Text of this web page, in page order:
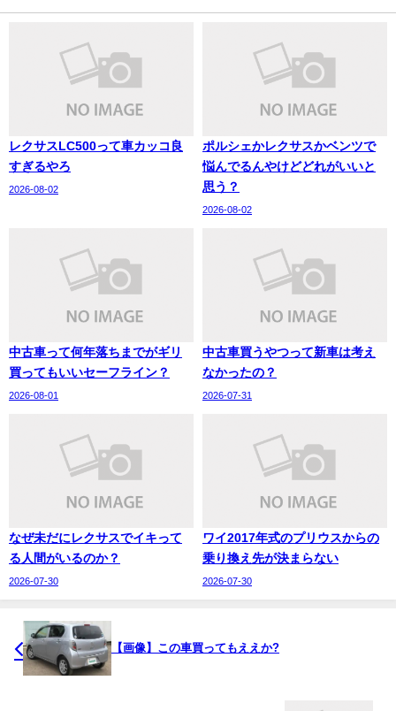
レクサスLC500って車カッコ良
すぎるやろ
2026-08-02
ポルシェかレクサスかベンツで
悩んでるんやけどどれがいいと
思う？
2026-08-02
中古車って何年落ちまでがギリ
買ってもいいセーフライン？
2026-08-01
中古車買うやつって新車は考え
なかったの？
2026-07-31
なぜ未だにレクサスでイキって
る人間がいるのか？
2026-07-30
ワイ2017年式のプリウスからの
乗り換え先が決まらない
2026-07-30
【画像】この車買ってもええか?